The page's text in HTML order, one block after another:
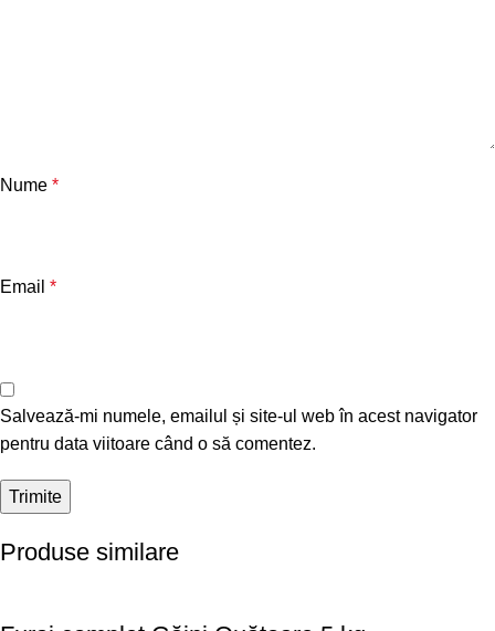
Nume *
Email *
Salvează-mi numele, emailul și site-ul web în acest navigator
pentru data viitoare când o să comentez.
Produse similare